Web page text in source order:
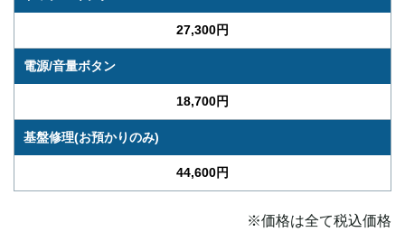
27,300円
電源/音量ボタン
18,700円
基盤修理(お預かりのみ)
44,600円
※価格は全て税込価格